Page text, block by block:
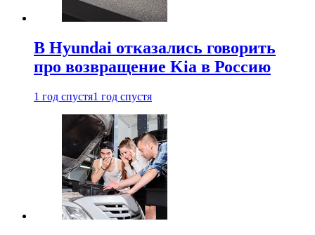
В Hyundai отказались говорить
про возвращение Kia в Россию
1 год спустя1 год спустя